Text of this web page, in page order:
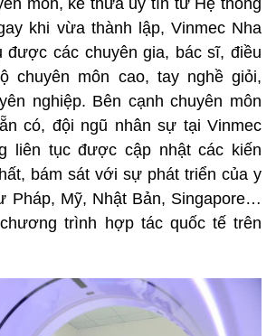
môn, kế thừa uy tín từ Hệ thống
khi vừa thành lập, Vinmec Nha
được các chuyên gia, bác sĩ, điều
chuyên môn cao, tay nghề giỏi,
nghiệp. Bên cạnh chuyên môn
có, đội ngũ nhân sự tại Vinmec
liên tục được cập nhật các kiến
bám sát với sự phát triển của y
Pháp, Mỹ, Nhật Bản, Singapore…
trình hợp tác quốc tế trên